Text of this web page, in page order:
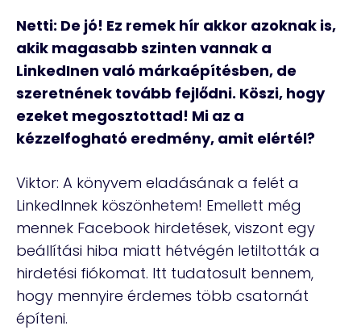
Netti: De jó! Ez remek hír akkor azoknak is,
akik magasabb szinten vannak a
LinkedInen való márkaépítésben, de
szeretnének tovább fejlődni. Köszi, hogy
ezeket megosztottad! Mi az a
kézzelfogható eredmény, amit elértél?
Viktor: A könyvem eladásának a felét a
LinkedInnek köszönhetem! Emellett még
mennek Facebook hirdetések, viszont egy
beállítási hiba miatt hétvégén letiltották a
hirdetési fiókomat. Itt tudatosult bennem,
hogy mennyire érdemes több csatornát
építeni.